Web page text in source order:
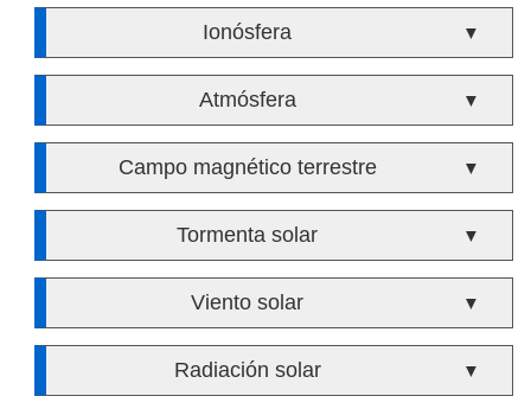
Ionósfera ▼
Atmósfera ▼
Campo magnético terrestre ▼
Tormenta solar ▼
Viento solar ▼
Radiación solar ▼